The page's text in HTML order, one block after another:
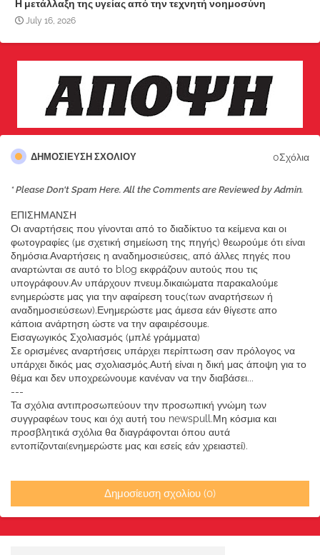
Η μετάλλαξη της υγείας από την τεχνητή νοημοσύνη
July 16, 2026
ΔΗΜΟΣΊΕΥΣΗ ΣΧΟΛΊΟΥ 0Σχόλια
* Please Don't Spam Here. All the Comments are Reviewed by Admin.
ΕΠΙΣΗΜΑΝΣΗ
Οι αναρτήσεις που γίνονται από το διαδίκτυο τα κείμενα και οι
φωτογραφίες (με σχετική σημείωση της πηγής) θεωρούμε ότι είναι
δημόσια.Αναρτήσεις η αναδημοσιεύσεις, από άλλες πηγές που
αναρτώνται σε αυτό το blog εκφράζουν αυτούς που τις
υπογράφουν.Αν υπάρχουν πνευμ.δικαιώματα παρακαλούμε
ενημερώστε μας για την αφαίρεση τους(των αναρτήσεων ή
αναδημοσιεύσεων).Ενημερώστε μας άμεσα εάν θίγεστε απο
κάποια ανάρτηση ώστε να την αφαιρέσουμε.
Εισαγωγικός Σχολιασμός (μπλέ γράμματα)
Σε ορισμένες αναρτήσεις υπάρχει περίπτωση σαν πρόλογος να
υπάρχει δικός μας σχολιασμός.Αυτή είναι η δική μας άποψη για το
θέμα και δεν υποχρεώνουμε κανέναν να την διαβάσει...
---
Τα σχόλια αντιπροσωπεύουν την προσωπική γνώμη των
συγγραφέων τους και όχι αυτή του newspull.Μη κόσμια και
προσβλητικά σχόλια θα διαγράφονται όπου αυτά
εντοπίζονται(ενημερώστε μας και εσείς εάν χρειαστεί).
Δημοσίευση σχολίου (0)